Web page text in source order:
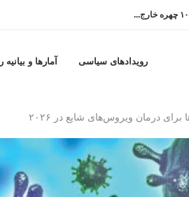
رویدادهای سیاسی آمارها و
برای درمان ویروس‌های شایع در ۲۰۲۶